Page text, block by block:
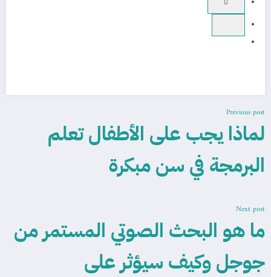
Previous post
لماذا يجب على الأطفال تعلم
البرمجة في سن مبكرة
Next post
ما هو البحث الصوتي المستمر من
جوجل وكيف سيؤثر على